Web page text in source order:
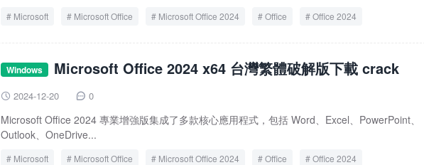
Microsoft Microsoft Office Microsoft Office 2024 Office Office 2024
Windows Microsoft Office 2024 x64 台灣繁體破解版下載 crack
 2024-12-20  0
Microsoft Office 2024 專業增強版集成了多款核心應用程式，包括 Word、Excel、PowerPoint、
Outlook、OneDrive...
Microsoft Microsoft Office Microsoft Office 2024 Office Office 2024